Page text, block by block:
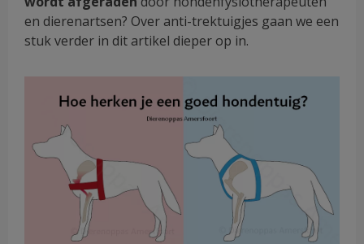
en dierenartsen? Over anti-trektuigjes gaan we een
stuk verder in dit artikel dieper op in.